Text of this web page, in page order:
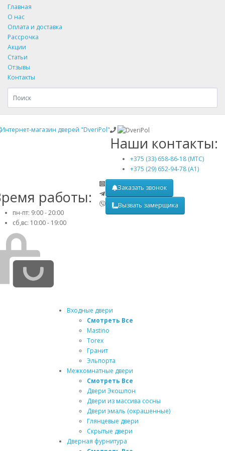
Главная
О нас
Оплата и доставка
Рассрочка
Акции
Статьи
Отзывы
Контакты
Наши контакты:
+375 (33) 658-86-18 (МТС)
+375 (29) 652-94-78 (A1)
работы:
пн-пт: 9:00 - 20:00
сб,вс: 10:00 - 19:00
Заказать звонок
Вызвать замерщика
Входные двери
Смотреть Все
Mastino
Torex
Гранит
Эльпорта
Межкомнатные двери
Смотреть Все
Двери Экошпон
Двери из массива сосны
Двери эмаль (окрашенные)
Глянцевые двери
Скрытые двери
Дверная фурнитура